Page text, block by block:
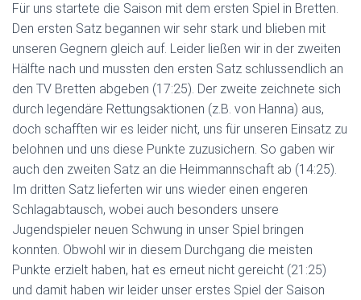
Für uns startete die Saison mit dem ersten Spiel in Bretten.
Den ersten Satz begannen wir sehr stark und blieben mit
unseren Gegnern gleich auf. Leider ließen wir in der zweiten
Hälfte nach und mussten den ersten Satz schlussendlich an
den TV Bretten abgeben (17:25). Der zweite zeichnete sich
durch legendäre Rettungsaktionen (z.B. von Hanna) aus,
doch schafften wir es leider nicht, uns für unseren Einsatz zu
belohnen und uns diese Punkte zuzusichern. So gaben wir
auch den zweiten Satz an die Heimmannschaft ab (14:25).
Im dritten Satz lieferten wir uns wieder einen engeren
Schlagabtausch, wobei auch besonders unsere
Jugendspieler neuen Schwung in unser Spiel bringen
konnten. Obwohl wir in diesem Durchgang die meisten
Punkte erzielt haben, hat es erneut nicht gereicht (21:25)
und damit haben wir leider unser erstes Spiel der Saison